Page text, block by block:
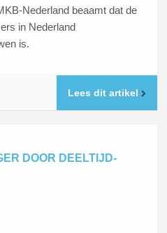
Nederland beaamt dat de
in Nederland
is.
Lees dit artikel
DOOR DEELTIJD-